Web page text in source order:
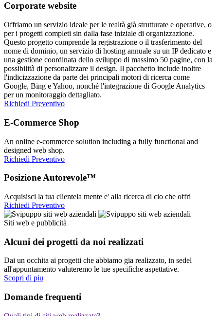
Corporate website
Offriamo un servizio ideale per le realtà già strutturate e operative, o
per i progetti completi sin dalla fase iniziale di organizzazione.
Questo progetto comprende la registrazione o il trasferimento del
nome di dominio, un servizio di hosting annuale su un IP dedicato e
una gestione coordinata dello sviluppo di massimo 50 pagine, con la
possibilità di personalizzare il design. Il pacchetto include inoltre
l'indicizzazione da parte dei principali motori di ricerca come
Google, Bing e Yahoo, nonché l'integrazione di Google Analytics
per un monitoraggio dettagliato.
Richiedi Preventivo
E-Commerce Shop
An online e-commerce solution including a fully functional and
designed web shop.
Richiedi Preventivo
Posizione Autorevole™
Acquisisci la tua clientela mente e' alla ricerca di cio che offri
Richiedi Preventivo
Siti web e pubblicità
Alcuni dei progetti da noi realizzati
Dai un occhita ai progetti che abbiamo gia realizzato, in sedel
all'appuntamento valuteremo le tue specifiche aspettative.
Scopri di piu
Domande frequenti